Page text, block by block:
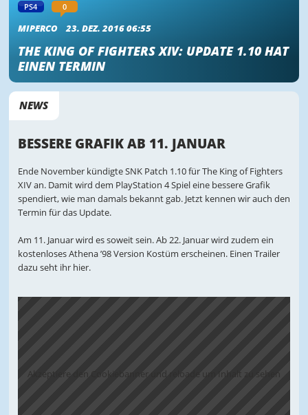
PS4 0
MIPERCO 23. DEZ. 2016 06:55
THE KING OF FIGHTERS XIV: UPDATE 1.10 HAT
EINEN TERMIN
NEWS
BESSERE GRAFIK AB 11. JANUAR
Ende November kündigte SNK Patch 1.10 für The King of Fighters
XIV an. Damit wird dem PlayStation 4 Spiel eine bessere Grafik
spendiert, wie man damals bekannt gab. Jetzt kennen wir auch den
Termin für das Update.
Am 11. Januar wird es soweit sein. Ab 22. Januar wird zudem ein
kostenloses Athena ’98 Version Kostüm erscheinen. Einen Trailer
dazu seht ihr hier.
Akzeptiere den Cookiebanner und reloade um Inhalt zu sehen